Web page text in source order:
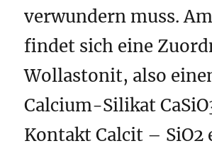
verwundern muss.
findet sich eine
Wollastonit, also
Calcium-Silikat
Kontakt Calcit – SiO2